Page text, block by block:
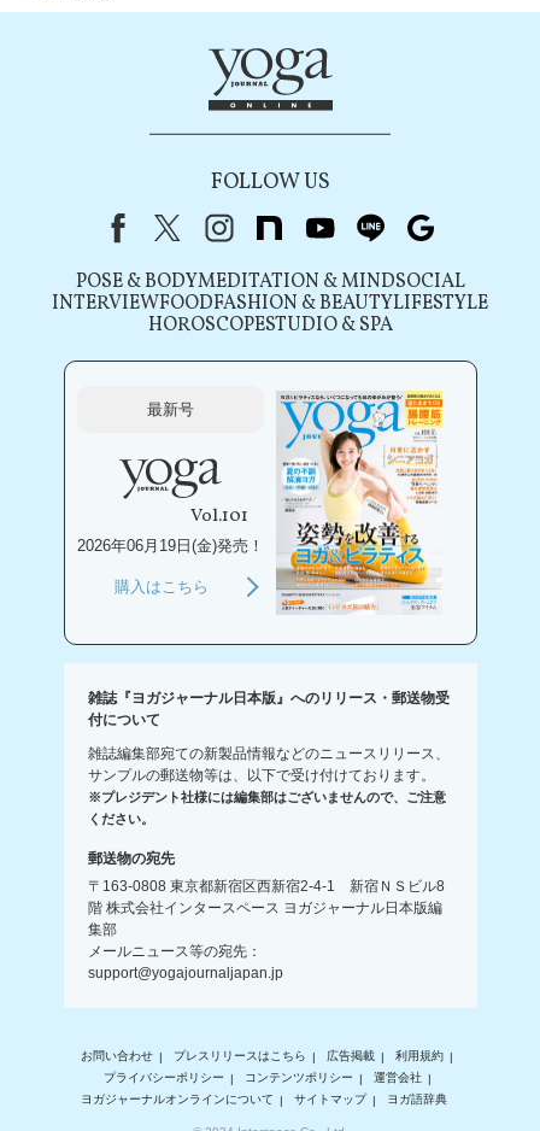
FOLLOW US
FacebookX（旧Twitter）
instagram
note youtubeline
POSE & BODYMEDITATION & MINDSOCIAL
INTERVIEWFOODFASHION & BEAUTYLIFESTYLE
HOROSCOPESTUDIO & SPA
最新号
Vol.101
2026年06月19日(金)発売！
購入はこちら
雑誌『ヨガジャーナル日本版』へのリリース・郵送物受
付について
雑誌編集部宛ての新製品情報などのニュースリリース、
サンプルの郵送物等は、以下で受け付けております。
※プレジデント社様には編集部はございませんので、ご注意
ください。
郵送物の宛先
〒163-0808 東京都新宿区西新宿2-4-1 新宿ＮＳビル8
階 株式会社インタースペース ヨガジャーナル日本版編
集部
メールニュース等の宛先：
support@yogajournaljapan.jp
お問い合わせ プレスリリースはこちら 広告掲載
利用規約
プライバシーポリシー
コンテンツポリシー
運営会社
ヨガジャーナルオンラインについて
サイトマップ ヨガ語辞典